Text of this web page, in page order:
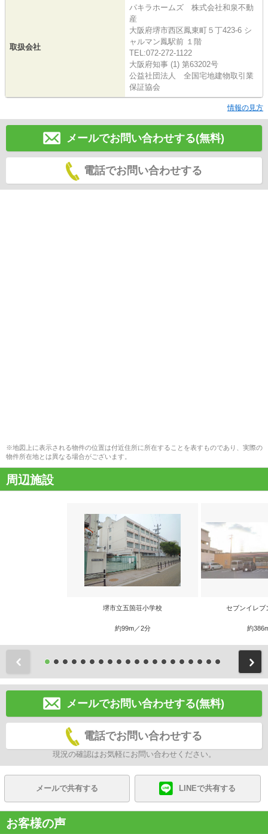
取扱会社
パキラホームズ 株式会社和泉不動
産
大阪府堺市西区鳳東町５丁423-6 シ
ャルマン鳳駅前 １階
TEL:072-272-1122
大阪府知事 (1) 第63202号
公益社団法人 全国宅地建物取引業
保証協会
情報の見方
メールでお問い合わせする(無料)
電話でお問い合わせする
※地図上に表示される物件の位置は付近住所に所在することを表すものであり、実際の
物件所在地とは異なる場合がございます。
周辺施設
堺市立五箇荘小学校
約99m／2分
セブンイレブ
約
メールでお問い合わせする(無料)
電話でお問い合わせする
現況の確認はお気軽にお問い合わせください。
メールで共有する LINEで共有する
お客様の声